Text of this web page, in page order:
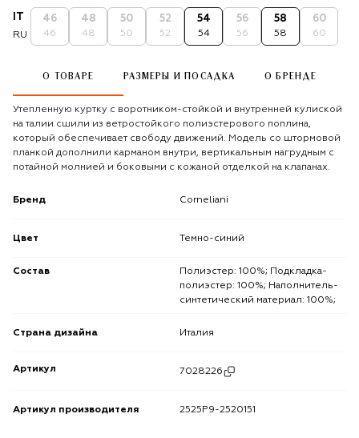
RU
46
46
48
48
50
50
52
52
54
54
56
56
58
58
60
60
О ТОВАРЕ РАЗМЕРЫ И ПОСАДКА О БРЕНДЕ
Утепленную куртку с воротником-стойкой и внутренней кулиской
на талии сшили из ветростойкого полиэстерового поплина,
который обеспечивает свободу движений. Модель со штормовой
планкой дополнили карманом внутри, вертикальным нагрудным с
потайной молнией и боковыми с кожаной отделкой на клапанах.
Бренд Corneliani
Цвет Темно-синий
Состав
Полиэстер: 100%; Подкладка-
полиэстер: 100%; Наполнитель-
синтетический материал: 100%;
Страна дизайна Италия
Артикул 7028226
Артикул производителя 2525P9-2520151